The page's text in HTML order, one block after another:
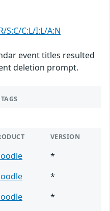
S:C/C:L/I:L/A:N
event titles resulted
deletion prompt.
TAGS
VERSION
*
*
*